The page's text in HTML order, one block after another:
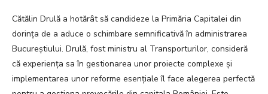
Cătălin Drulă a hotărât să candideze la Primăria Capitalei din
dorința de a aduce o schimbare semnificativă în administrarea
Bucureștiului. Drulă, fost ministru al Transporturilor, consideră
că experiența sa în gestionarea unor proiecte complexe și
implementarea unor reforme esențiale îl face alegerea perfectă